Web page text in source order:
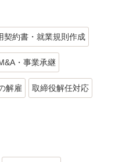
契約書・就業規則作成
・事業承継
解雇 取締役解任対応